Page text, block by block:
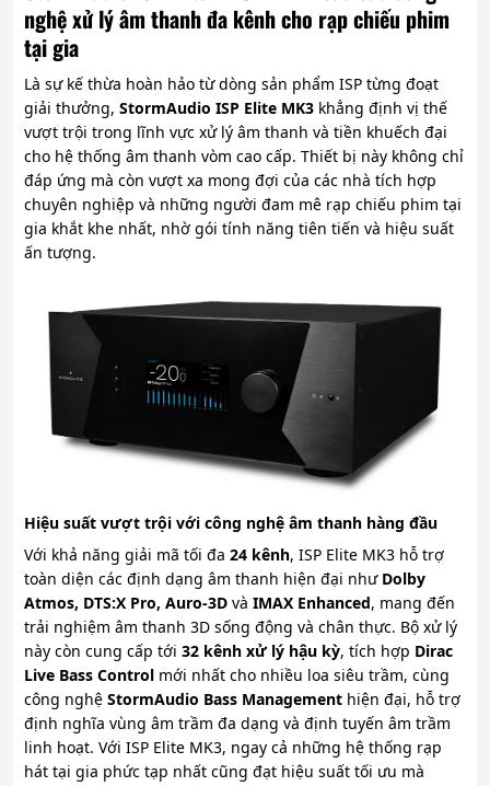
nghệ xử lý âm thanh đa kênh cho rạp chiếu phim
tại gia
Là sự kế thừa hoàn hảo từ dòng sản phẩm ISP từng đoạt
giải thưởng, StormAudio ISP Elite MK3 khẳng định vị thế
vượt trội trong lĩnh vực xử lý âm thanh và tiền khuếch đại
cho hệ thống âm thanh vòm cao cấp. Thiết bị này không chỉ
đáp ứng mà còn vượt xa mong đợi của các nhà tích hợp
chuyên nghiệp và những người đam mê rạp chiếu phim tại
gia khắt khe nhất, nhờ gói tính năng tiên tiến và hiệu suất
ấn tượng.
Hiệu suất vượt trội với công nghệ âm thanh hàng đầu
Với khả năng giải mã tối đa 24 kênh, ISP Elite MK3 hỗ trợ
toàn diện các định dạng âm thanh hiện đại như Dolby
Atmos, DTS:X Pro, Auro-3D và IMAX Enhanced, mang đến
trải nghiệm âm thanh 3D sống động và chân thực. Bộ xử lý
này còn cung cấp tới 32 kênh xử lý hậu kỳ, tích hợp Dirac
Live Bass Control mới nhất cho nhiều loa siêu trầm, cùng
công nghệ StormAudio Bass Management hiện đại, hỗ trợ
định nghĩa vùng âm trầm đa dạng và định tuyến âm trầm
linh hoạt. Với ISP Elite MK3, ngay cả những hệ thống rạp
hát tại gia phức tạp nhất cũng đạt hiệu suất tối ưu mà